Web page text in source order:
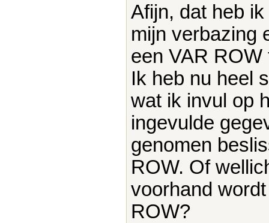
Afijn, dat heb
mijn verbazing
een VAR
Ik heb nu heel
wat ik invul op
ingevulde
genomen
ROW. Of
voorhand
ROW?